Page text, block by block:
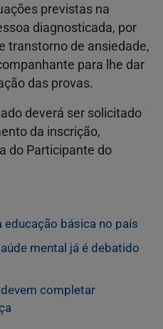
previstas na
diagnosticada, por
transtorno de ansiedade,
para lhe dar
das provas.
deverá ser solicitado
da inscrição,
do Participante do
básica no país
mental já é debatido
completar